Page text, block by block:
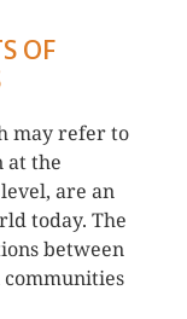
OF
may refer to
at the
are an
today. The
between